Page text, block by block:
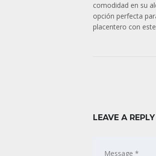
comodidad en su
opción perfecta
placentero con
LEAVE A REPLY